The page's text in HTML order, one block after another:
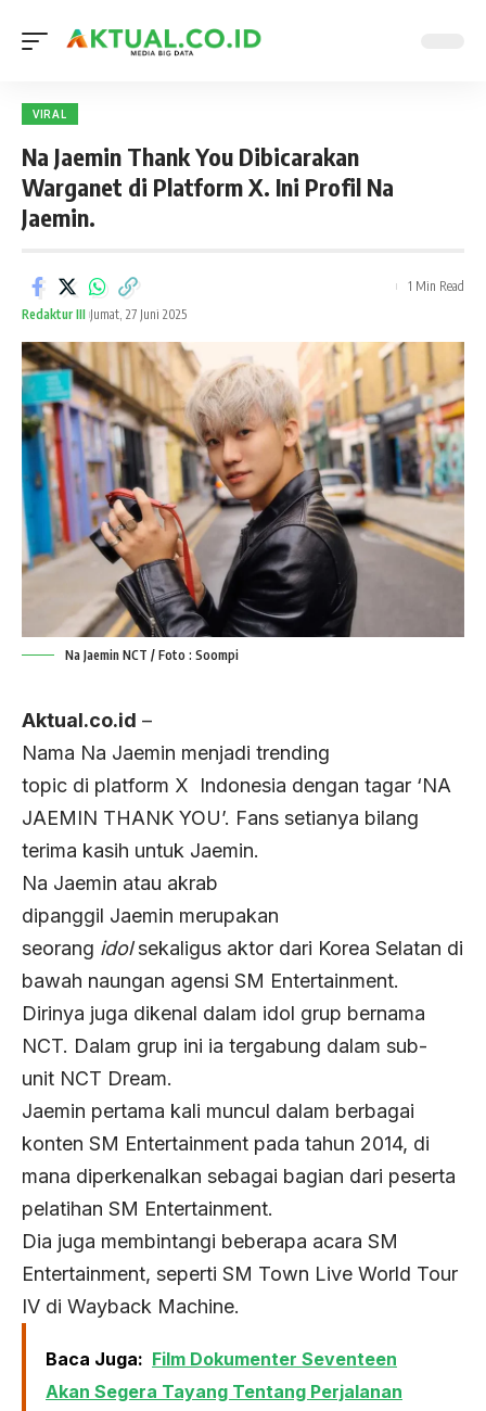
VIRAL
Na Jaemin Thank You Dibicarakan
Warganet di Platform X. Ini Profil Na
Jaemin.
Redaktur III Jumat, 27 Juni 2025
1 Min Read
Na Jaemin NCT / Foto : Soompi
Aktual.co.id –
Nama Na Jaemin menjadi trending
topic di platform X Indonesia dengan tagar ‘NA
JAEMIN THANK YOU’. Fans setianya bilang
terima kasih untuk Jaemin.
Na Jaemin atau akrab
dipanggil Jaemin merupakan
seorang idolsekaligus aktor dari Korea Selatan di
bawah naungan agensi SM Entertainment.
Dirinya juga dikenal dalam idol grup bernama
NCT. Dalam grup ini ia tergabung dalam sub-
unit NCT Dream.
Jaemin pertama kali muncul dalam berbagai
konten SM Entertainment pada tahun 2014, di
mana diperkenalkan sebagai bagian dari peserta
pelatihan SM Entertainment.
Dia juga membintangi beberapa acara SM
Entertainment, seperti SM Town Live World Tour
IV di Wayback Machine.
Baca Juga: Film Dokumenter Seventeen
Akan Segera Tayang Tentang Perjalanan